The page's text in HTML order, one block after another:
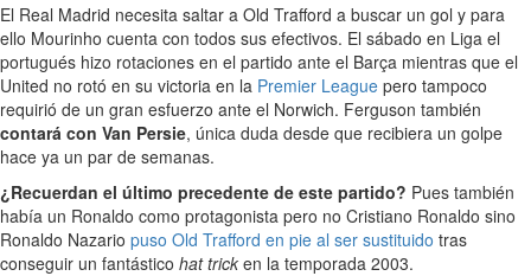
El Real Madrid necesita saltar a Old Trafford a buscar un gol y para
ello Mourinho cuenta con todos sus efectivos. El sábado en Liga el
portugués hizo rotaciones en el partido ante el Barça mientras que el
United no rotó en su victoria en la Premier League pero tampoco
requirió de un gran esfuerzo ante el Norwich. Ferguson también
contará con Van Persie, única duda desde que recibiera un golpe
hace ya un par de semanas.
¿Recuerdan el último precedente de este partido? Pues también
había un Ronaldo como protagonista pero no Cristiano Ronaldo sino
Ronaldo Nazario puso Old Trafford en pie al ser sustituido tras
conseguir un fantástico hat trick en la temporada 2003.